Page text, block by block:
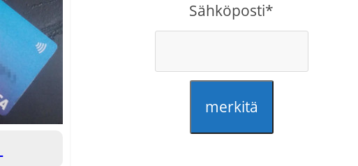
Sähköposti*
merkitä